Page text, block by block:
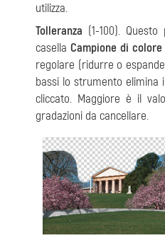
utilizza.
Tolleranza (1-100).
casella Campione di colore
regolare (ridurre o
bassi lo strumento elimina
cliccato. Maggiore è il
gradazioni da cancellare.